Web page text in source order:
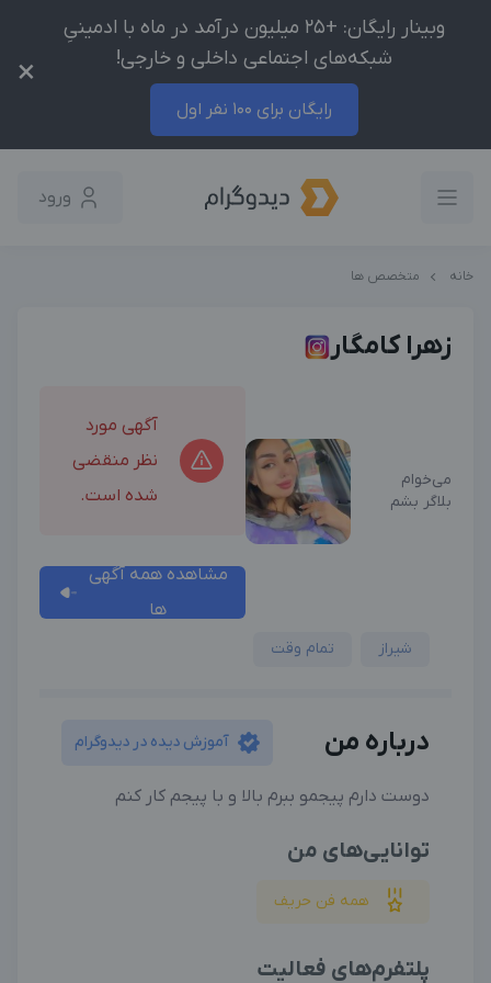
وبینار رایگان: +25 میلیون درآمد در ماه با ادمینیِ
شبکه‌های اجتماعی داخلی و خارجی!
رایگان برای 100 نفر اول
×
ورود
خانه متخصص ها
زهرا کامگار
می‌خوام
بلاگر بشم
آگهی مورد
نظر منقضی
شده است.
مشاهده همه آگهی
ها
شیراز تمام وقت
درباره من آموزش دیده در دیدوگرام
دوست دارم پیجمو ببرم بالا و با پیجم کار کنم
توانایی‌های من
همه فن حریف
پلتفرم‌های فعالیت